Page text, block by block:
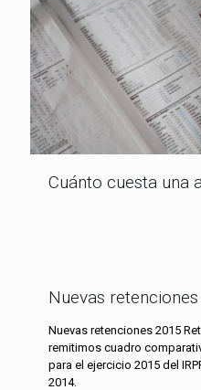
Cuánto cuesta una
Nuevas
Nuevas retenciones 2015
remitimos cuadro
para el ejercicio 2015 del
2014.